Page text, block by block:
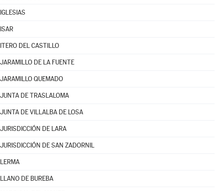
IGLESIAS
ISAR
ITERO DEL CASTILLO
JARAMILLO DE LA FUENTE
JARAMILLO QUEMADO
JUNTA DE TRASLALOMA
JUNTA DE VILLALBA DE LOSA
JURISDICCIÓN DE LARA
JURISDICCIÓN DE SAN ZADORNIL
LERMA
LLANO DE BUREBA